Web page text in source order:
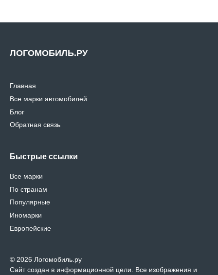
ЛОГОМОБИЛЬ.РУ
Главная
Все марки автомобилей
Блог
Обратная связь
Быстрые ссылки
Все марки
По странам
Популярные
Иномарки
Европейские
© 2026 Логомобиль.ру
Сайт создан в информационной цели. Все изображения и